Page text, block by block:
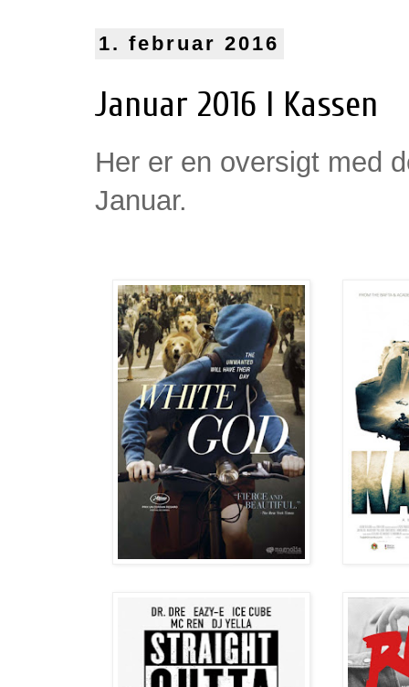
1. februar 2016
Januar 2016 I Kassen
Her er en oversigt med
Januar.